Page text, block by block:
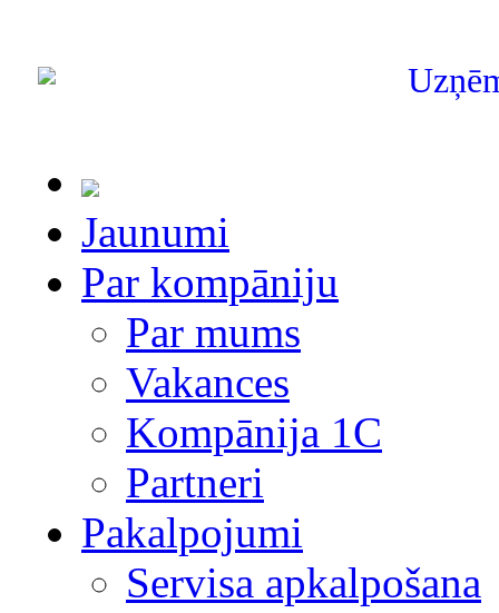
Jaunumi
Par kompāniju
Par mums
Vakances
Kompānija 1С
Partneri
Pakalpojumi
Servisa apkalpošana